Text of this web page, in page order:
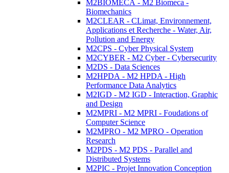
M2BIOMECA - M2 Biomeca -
Biomechanics
M2CLEAR - CLimat, Environnement,
Applications et Recherche - Water, Air,
Pollution and Energy
M2CPS - Cyber Physical System
M2CYBER - M2 Cyber - Cybersecurity
M2DS - Data Sciences
M2HPDA - M2 HPDA - High
Performance Data Analytics
M2IGD - M2 IGD - Interaction, Graphic
and Design
M2MPRI - M2 MPRI - Foudations of
Computer Science
M2MPRO - M2 MPRO - Operation
Research
M2PDS - M2 PDS - Parallel and
Distributed Systems
M2PIC - Projet Innovation Conception